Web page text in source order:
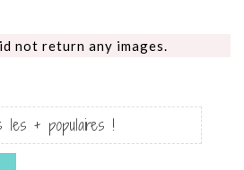
not return any images.
les + populaires !